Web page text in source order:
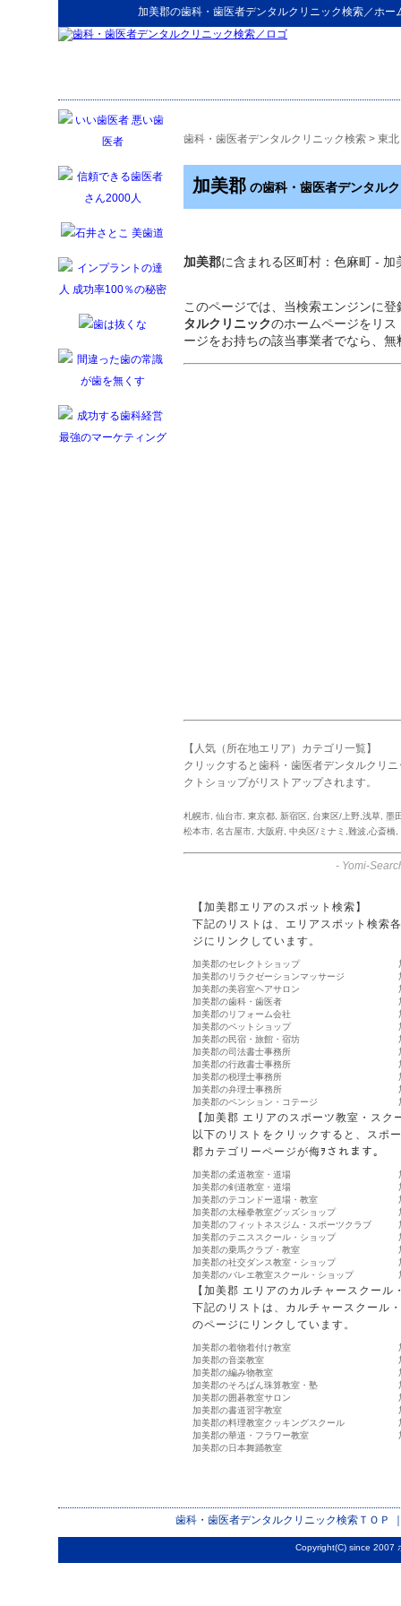
加美郡の歯科・歯医者デンタルクリニック検索／ホー
歯科・歯医者デンタルクリニック検索 > 東北
加美郡 の歯科・歯医者デンタル
加美郡に含まれる区町村：色麻町 - 加
このページでは、当検索エンジンに登
タルクリニックのホームページをリ
ージをお持ちの該当事業者でなら、
【人気（所在地エリア）カテゴリ一覧】
クリックすると歯科・歯医者デンタルクリ
クトショップがリストアップされます。
札幌市 仙台市 東京都 新宿区 台東区/上野,浅草 墨
松本市 名古屋市 大阪府 中央区/ミナミ,難波,心斎橋
- Yomi-
【加美郡エリアのスポット検索】
下記のリストは、エリアスポット検索
ジにリンクしています。
加美郡のセレクトショップ
加美郡のリラクゼーションマッサージ
加美郡の美容室ヘアサロン
加美郡の歯科・歯医者
加美郡のリフォーム会社
加美郡のペットショップ
加美郡の民宿・旅館・宿坊
加美郡の司法書士事務所
加美郡の行政書士事務所
加美郡の税理士事務所
加美郡の弁理士事務所
加美郡のペンション・コテージ
【加美郡 エリアのスポーツ教室・スク
以下のリストをクリックすると、スポ
郡カテゴリーページが侮ｦされます。
加美郡の柔道教室・道場
加美郡の剣道教室・道場
加美郡のテコンドー道場・教室
加美郡の太極拳教室グッズショップ
加美郡のフィットネスジム・スポーツクラブ
加美郡のテニススクール・ショップ
加美郡の乗馬クラブ・教室
加美郡の社交ダンス教室・ショップ
加美郡のバレエ教室スクール・ショップ
【加美郡 エリアのカルチャースクール
下記のリストは、カルチャースクール
のページにリンクしています。
加美郡の着物着付け教室
加美郡の音楽教室
加美郡の編み物教室
加美郡のそろばん珠算教室・塾
加美郡の囲碁教室サロン
加美郡の書道習字教室
加美郡の料理教室クッキングスクール
加美郡の華道・フラワー教室
加美郡の日本舞踊教室
歯科・歯医者デンタルクリニック検索 ＴＯＰ
Copyright(C) since 2007